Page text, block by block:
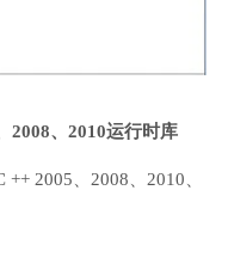
2008、2010运行时库
2005、2008、2010、